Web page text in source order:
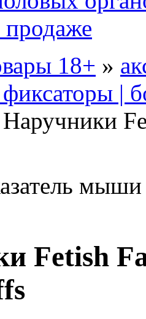
продаже
18+ »
|
Наручники
Fetish